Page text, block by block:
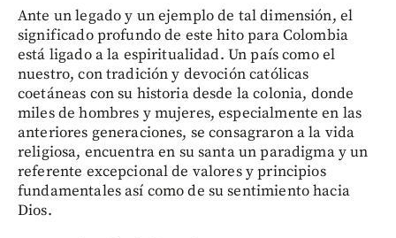
Ante un legado y un ejemplo de tal dimensión, el
significado profundo de este hito para Colombia
está ligado a la espiritualidad. Un país como el
nuestro, con tradición y devoción católicas
coetáneas con su historia desde la colonia, donde
miles de hombres y mujeres, especialmente en las
anteriores generaciones, se consagraron a la vida
religiosa, encuentra en su santa un paradigma y un
referente excepcional de valores y principios
fundamentales así como de su sentimiento hacia
Dios.